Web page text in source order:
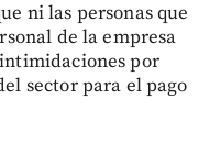
ni las personas que
de la empresa
por
sector para el pago